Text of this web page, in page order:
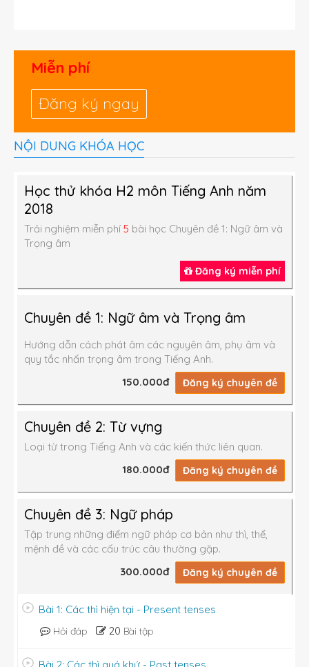
I wish Ihadn't eaten so much.
If only
- If only I owned a helicopter.
- If only I hadn't eaten so much.
- I hope the weather will be fine tomorrow.
In the test
A. didn't work
Miễn phí
Đăng ký ngay
NỘI DUNG KHÓA HỌC
Đăng ký miễn phí
Học thử khóa H2 môn Tiếng Anh năm
2018
Trải nghiệm miễn phí 5 bài học Chuyên đề 1: Ngữ âm và
Trọng âm
150.000đ Đăng ký chuyên đề
Chuyên đề 1: Ngữ âm và Trọng âm
Hướng dẫn cách phát âm các nguyên âm, phụ âm và
quy tắc nhấn trọng âm trong Tiếng Anh.
180.000đ Đăng ký chuyên đề
Chuyên đề 2: Từ vựng
Loại từ trong Tiếng Anh và các kiến thức liên quan.
300.000đ Đăng ký chuyên đề
Chuyên đề 3: Ngữ pháp
Tập trung những điểm ngữ pháp cơ bản như thì, thể,
mệnh đề và các cấu trúc câu thường gặp.
Bài 1: Các thì hiện tại - Present tenses
Hỏi đáp 20 Bài tập